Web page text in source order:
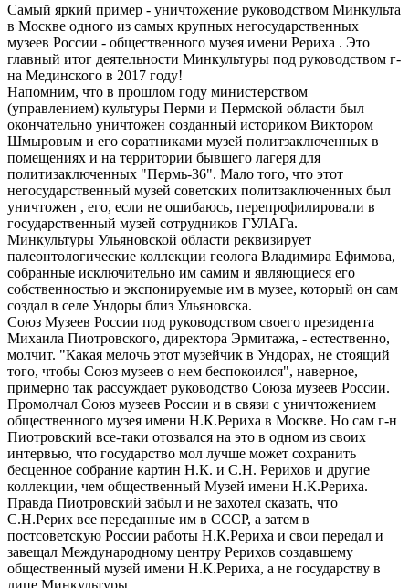
Самый яркий пример - уничтожение руководством Минкульта
в Москве одного из самых крупных негосударственных
музеев России - общественного музея имени Рериха . Это
главный итог деятельности Минкультуры под руководством г-
на Мединского в 2017 году!
Напомним, что в прошлом году министерством
(управлением) культуры Перми и Пермской области был
окончательно уничтожен созданный историком Виктором
Шмыровым и его соратниками музей политзаключенных в
помещениях и на территории бывшего лагеря для
политизаключенных "Пермь-36". Мало того, что этот
негосударственный музей советских политзаключенных был
уничтожен , его, если не ошибаюсь, перепрофилировали в
государственный музей сотрудников ГУЛАГа.
Минкультуры Ульяновской области реквизирует
палеонтологические коллекции геолога Владимира Ефимова,
собранные исключительно им самим и являющиеся его
собственностью и экспонируемые им в музее, который он сам
создал в селе Ундоры близ Ульяновска.
Союз Музеев России под руководством своего президента
Михаила Пиотровского, директора Эрмитажа, - естественно,
молчит. "Какая мелочь этот музейчик в Ундорах, не стоящий
того, чтобы Союз музеев о нем беспокоился", наверное,
примерно так рассуждает руководство Союза музеев России.
Промолчал Союз музеев России и в связи с уничтожением
общественного музея имени Н.К.Рериха в Москве. Но сам г-н
Пиотровский все-таки отозвался на это в одном из своих
интервью, что государство мол лучше может сохранить
бесценное собрание картин Н.К. и С.Н. Рерихов и другие
коллекции, чем общественный Музей имени Н.К.Рериха.
Правда Пиотровский забыл и не захотел сказать, что
С.Н.Рерих все переданные им в СССР, а затем в
постсоветскую России работы Н.К.Рериха и свои передал и
завещал Международному центру Рерихов создавшему
общественный музей имени Н.К.Рериха, а не государству в
лице Минкультуры.